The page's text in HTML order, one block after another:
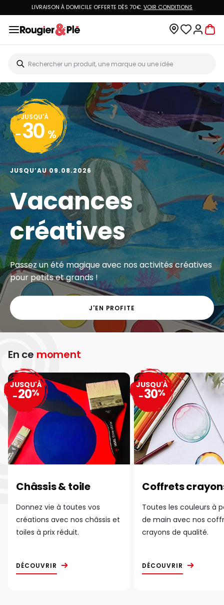
LIVRAISON À DOMICILE OFFERTE DÈS 70€.VOIR CONDITIONS
JUSQU'À
- 30 %
JUSQU’AU 09.08.2026
Vacances
créatives
Passez un été magique avec nos activités créatives
pour petits et grands !
J'EN PROFITE
En ce moment
Châssis & toile
Donnez vie à toutes vos
créations avec nos châssis et
toiles à prix réduit.
DÉCOUVRIR
JUSQU'À
-20%
Coffrets
Toutes les couleurs à
de main avec nos
crayons de qualité.
DÉCOUVRIR
JUSQU'À
-30%